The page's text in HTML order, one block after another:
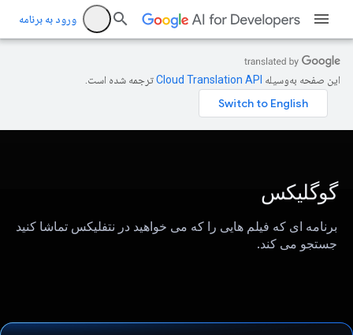
ورود به برنامه
این صفحه به‌وسیله ترجمه شده است.
گوگلیکس
برنامه ای که فیلم هایی را که می خواهید در نتفلیکس تماشا کنید
جستجو می کند.